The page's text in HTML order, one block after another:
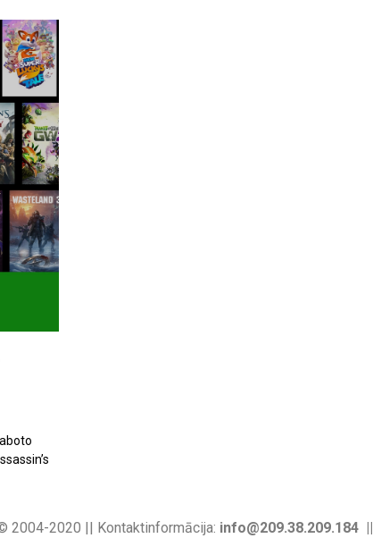
2004-2020 || Kontaktinformācija: info@209.38.209.184 ||